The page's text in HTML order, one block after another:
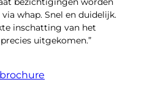
whap. Snel en duidelijk.
inschatting van het
uitgekomen.”